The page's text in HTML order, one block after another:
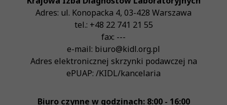
Adres: ul. Konopacka 4, 03-428 Warszawa
tel.: +48 22 741 21 55
fax: ---
e-mail: biuro@kidl.org.pl
Adres elektronicznej skrzynki podawczej na
ePUAP: /KIDL/kancelaria
Biuro czynne w godzinach: 8:00 - 16:00